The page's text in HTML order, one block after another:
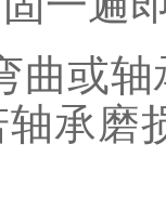
或轴
承磨